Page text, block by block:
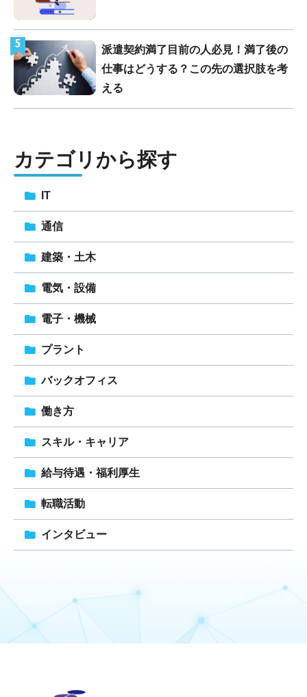
5
派遣契約満了目前の人必見！満了後の
仕事はどうする？この先の選択肢を考
える
カテゴリから探す
IT
通信
建築・土木
電気・設備
電子・機械
プラント
バックオフィス
働き方
スキル・キャリア
給与待遇・福利厚生
転職活動
インタビュー